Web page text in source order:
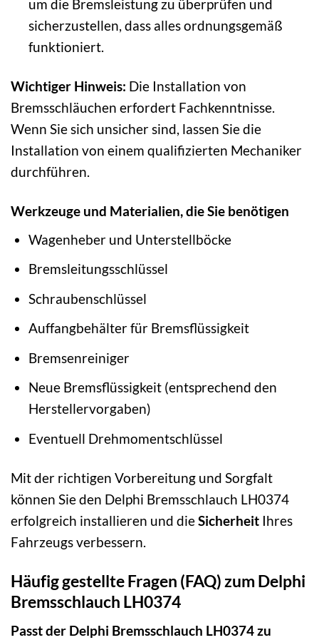
um die Bremsleistung zu überprüfen und
sicherzustellen, dass alles ordnungsgemäß
funktioniert.
Wichtiger Hinweis: Die Installation von
Bremsschläuchen erfordert Fachkenntnisse.
Wenn Sie sich unsicher sind, lassen Sie die
Installation von einem qualifizierten Mechaniker
durchführen.
Werkzeuge und Materialien, die Sie benötigen
Wagenheber und Unterstellböcke
Bremsleitungsschlüssel
Schraubenschlüssel
Auffangbehälter für Bremsflüssigkeit
Bremsenreiniger
Neue Bremsflüssigkeit (entsprechend den
Herstellervorgaben)
Eventuell Drehmomentschlüssel
Mit der richtigen Vorbereitung und Sorgfalt
können Sie den Delphi Bremsschlauch LH0374
erfolgreich installieren und dieSicherheit Ihres
Fahrzeugs verbessern.
Häufig gestellte Fragen (FAQ) zum Delphi
Bremsschlauch LH0374
Passt der Delphi Bremsschlauch LH0374 zu